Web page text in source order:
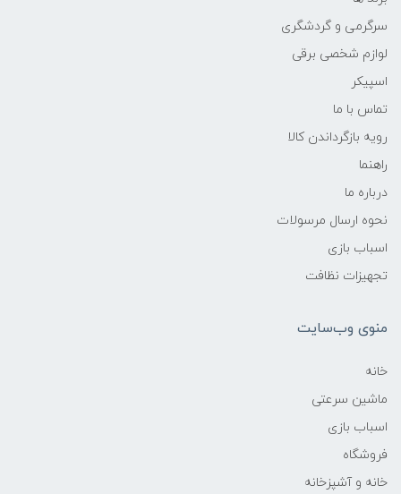
سرگرمی و گردشگری
لوازم شخصی برقی
اسپیکر
تماس با ما
رویه بازگرداندن کالا
راهنما
درباره ما
نحوه ارسال مرسولات
اسباب بازی
تجهیزات نظافت
منوی وب‌سایت
خانه
ماشین سرعتی
اسباب بازی
فروشگاه
خانه و آشپزخانه